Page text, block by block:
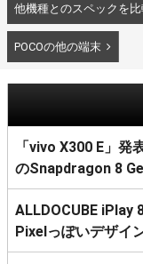
他機種とのスペックを比
POCOの他の端末
「vivo X300 E」
のSnapdragon 8
ALLDOCUBE iPlay
Pixelっぽいデザイ